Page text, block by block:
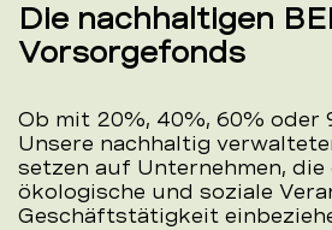
Die nachhaltigen
Vorsorgefonds
Ob mit 20%, 40%, 60% oder
Unsere nachhaltig
setzen auf Unternehmen, die
ökologische und soziale
Geschäftstätigkeit